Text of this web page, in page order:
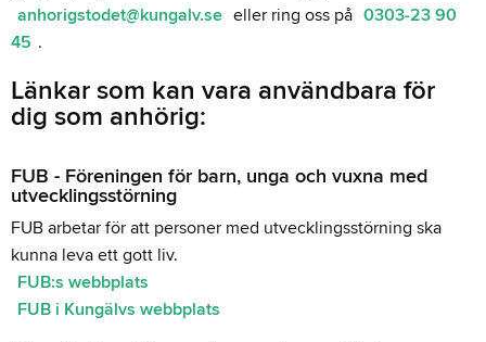
anhorigstodet@kungalv.se eller ring oss på 0303-23 90
45 .
Länkar som kan vara användbara för
dig som anhörig:
FUB - Föreningen för barn, unga och vuxna med
utvecklingsstörning
FUB arbetar för att personer med utvecklingsstörning ska
kunna leva ett gott liv.
FUB:s webbplats
FUB i Kungälvs webbplats